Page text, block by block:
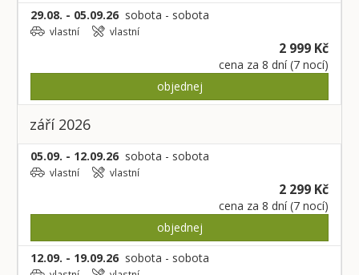
29.08. - 05.09.26 sobota - sobota
vlastní vlastní
2 999 Kč
cena za 8 dní (7 nocí)
objednej
září 2026
05.09. - 12.09.26 sobota - sobota
vlastní vlastní
2 299 Kč
cena za 8 dní (7 nocí)
objednej
12.09. - 19.09.26 sobota - sobota